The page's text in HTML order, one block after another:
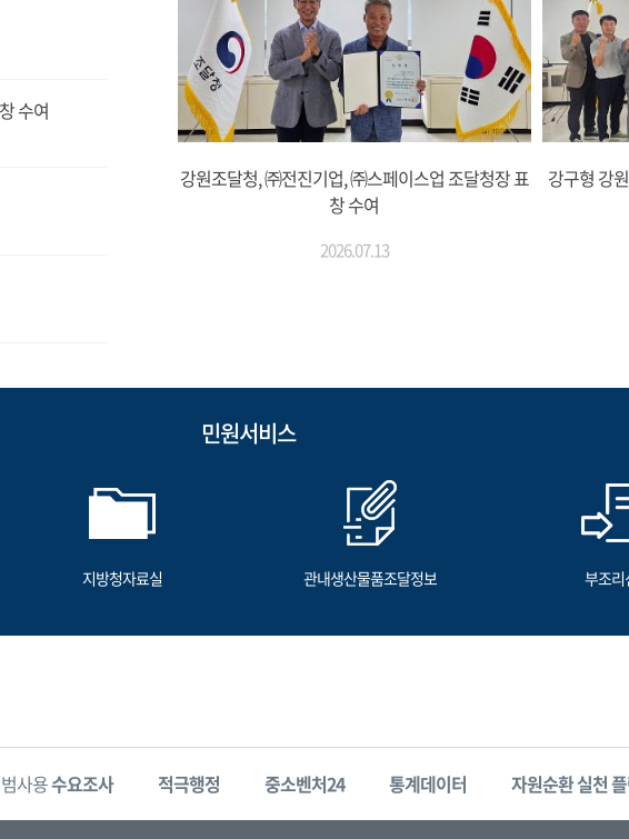
수여
강원조달청, ㈜전진기업, ㈜스페이스업 조달청장 표
창 수여
2026.07.13
강구형 강
민원서비스
지방청자료실 관내생산물품조달정보 부조리
사용수요조사 적극행정 중소벤처24 통계데이터 자원순환 실천